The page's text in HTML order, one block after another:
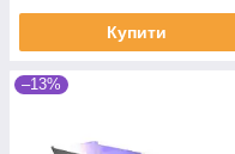
Купити
–13%